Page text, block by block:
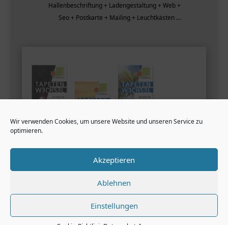
Wir verwenden Cookies, um unsere Website und unseren Service zu
optimieren.
Akzeptieren
Ablehnen
Einstellungen
Hallenbeschriftung + Ladengestaltung + Web +
Seo + Postkarte + Mailing + Leuchtkästen …
ANN-CATHRIN & MAXIMILIAN→